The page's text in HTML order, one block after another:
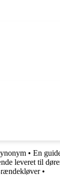
• En
leveret til
•